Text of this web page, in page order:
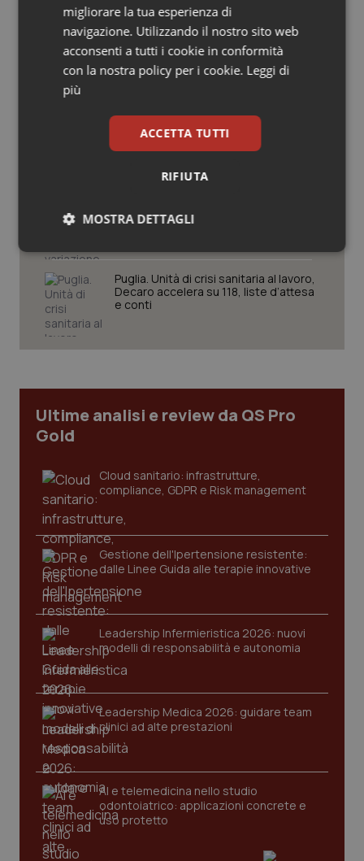
Salute orale & impianti
Sangue & coagulazione
Tiroide
Tumore al seno
Tumori del Polmone & Testa Collo
Tumori gastrointestinali
Ulcera & Reflusso
West Nile, quinto caso in provincia di
Oristano
Cresce la ricerca in Emilia-Romagna:
nel 2025 condotti 1.530 studi, il
numero più alto degli ultimi cinque
variazione di bilancio, Todde:
“Risultati non immediati, ma la
Puglia. Unità di crisi sanitaria al lavoro,
Decaro accelera su 118, liste d’attesa
e conti
Ultime analisi e review da QS Pro
Gold
Cloud sanitario: infrastrutture,
compliance, GDPR e Risk management
Gestione dell'Ipertensione resistente:
dalle Linee Guida alle terapie innovative
Leadership Infermieristica 2026: nuovi
modelli di responsabilità e autonomia
Leadership Medica 2026: guidare team
clinici ad alte prestazioni
AI e telemedicina nello studio
odontoiatrico: applicazioni concrete e
uso protetto
migliorare la tua esperienza di
navigazione. Utilizzando il nostro sito web
acconsenti a tutti i cookie in conformità
con la nostra policy per i cookie. Leggi di
più
ACCETTA TUTTI
RIFIUTA
MOSTRA DETTAGLI
Necessari Statistici Marketing
sito web abilitandone funzionalità di base quali la
navigazione sulle pagine e l'accesso alle aree
protette del sito. Il sito web non è in grado di
Nome
Fornitore/
VISITOR_PRIVACY_METADATA
YouTube
www.quotidianosanita.it